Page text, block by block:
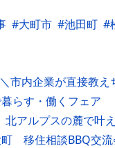
大町市 池田町
市内企業が直接教
らす・働くフェア
北アルプスの麓で
町 移住相談BBQ交流